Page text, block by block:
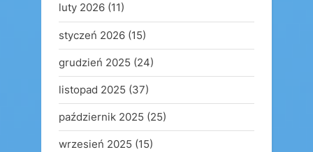
luty 2026 (11)
styczeń 2026 (15)
grudzień 2025 (24)
listopad 2025 (37)
październik 2025 (25)
wrzesień 2025 (15)